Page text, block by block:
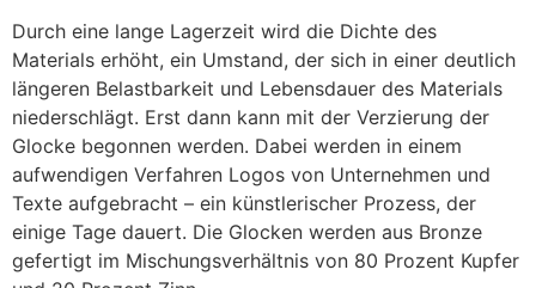
Durch eine lange Lagerzeit wird die Dichte des
Materials erhöht, ein Umstand, der sich in einer deutlich
längeren Belastbarkeit und Lebensdauer des Materials
niederschlägt. Erst dann kann mit der Verzierung der
Glocke begonnen werden. Dabei werden in einem
aufwendigen Verfahren Logos von Unternehmen und
Texte aufgebracht – ein künstlerischer Prozess, der
einige Tage dauert. Die Glocken werden aus Bronze
gefertigt im Mischungsverhältnis von 80 Prozent Kupfer